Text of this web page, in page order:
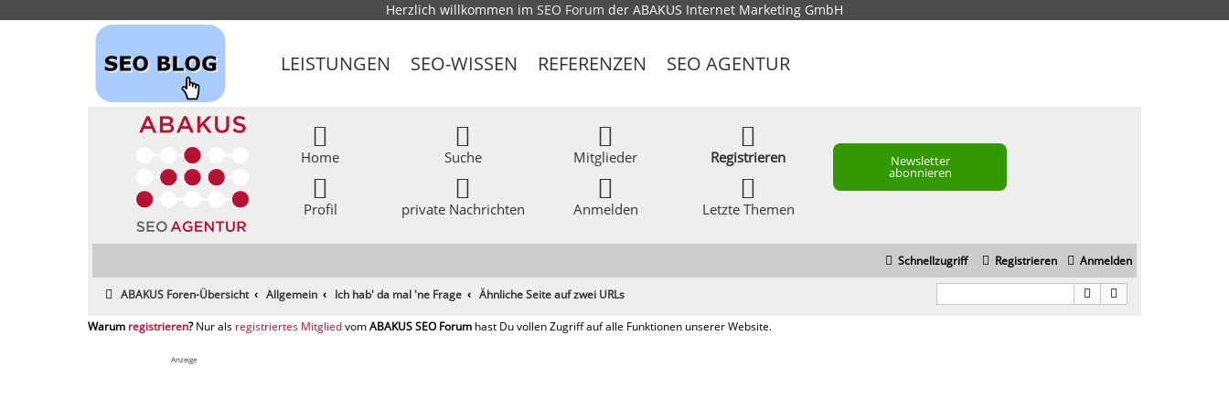
Herzlich willkommen im SEO Forum der ABAKUS Internet Marketing GmbH
LEISTUNGEN SEO-WISSEN REFERENZEN SEO AGENTUR
Home
Profil
Suche
private Nachrichten
Mitglieder
Anmelden
Registrieren
Letzte Themen
Newsletter
abonnieren
Schnellzugriff Anmelden
Registrieren
ABAKUS Foren-Übersicht Allgemein Ich hab' da mal 'ne Frage Ähnliche Seite auf zwei URLs
registrieren registriertes Mitglied
Anzeige